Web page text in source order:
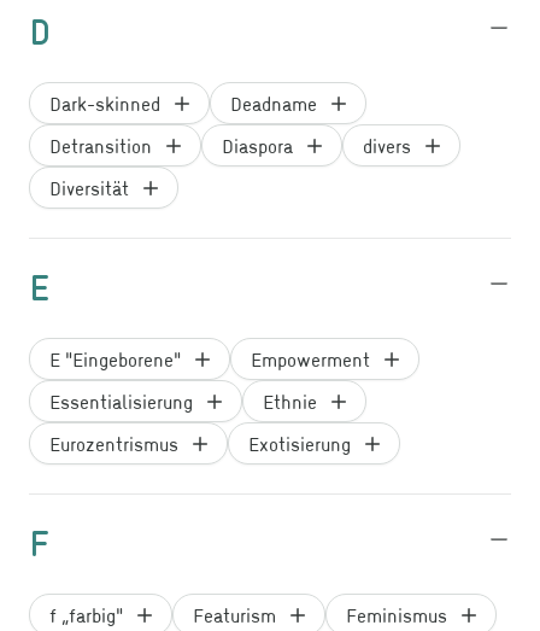
D
Dark-skinned
Deadname
Detransition
Diaspora
divers
Diversität
E
E "Eingeborene"
Empowerment
Essentialisierung
Ethnie
Eurozentrismus
Exotisierung
F
f „farbig" Featurism
Feminismus